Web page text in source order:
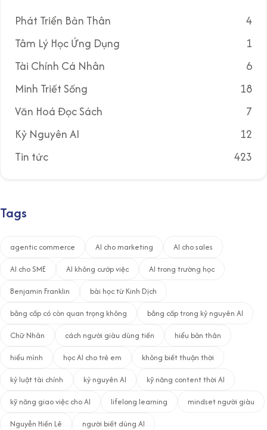
Phát Triển Bản Thân
4
Tâm Lý Học Ứng Dụng
1
Tài Chính Cá Nhân
6
Minh Triết Sống
18
Văn Hoá Đọc Sách
7
Kỷ Nguyên AI
12
Tin tức
423
Tags
agentic commerce AI cho marketing
AI cho sales
AI cho SME
AI không cướp việc
AI trong trường học
Benjamin Franklin
bài học từ Kinh Dịch
bằng cấp có còn quan trọng không
bằng cấp trong kỷ nguyên AI
Chữ Nhân
cách người giàu dùng tiền
hiểu bản thân
hiểu mình
học AI cho trẻ em
không biết thuận thời
kỷ luật tài chính
kỷ nguyên AI
kỹ năng content thời AI
kỹ năng giao việc cho AI
lifelong learning
mindset người giàu
Nguyễn Hiến Lê
người biết dùng AI